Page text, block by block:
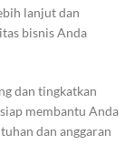
lanjut dan
bisnis Anda
dan tingkatkan
membantu Anda
dan anggaran